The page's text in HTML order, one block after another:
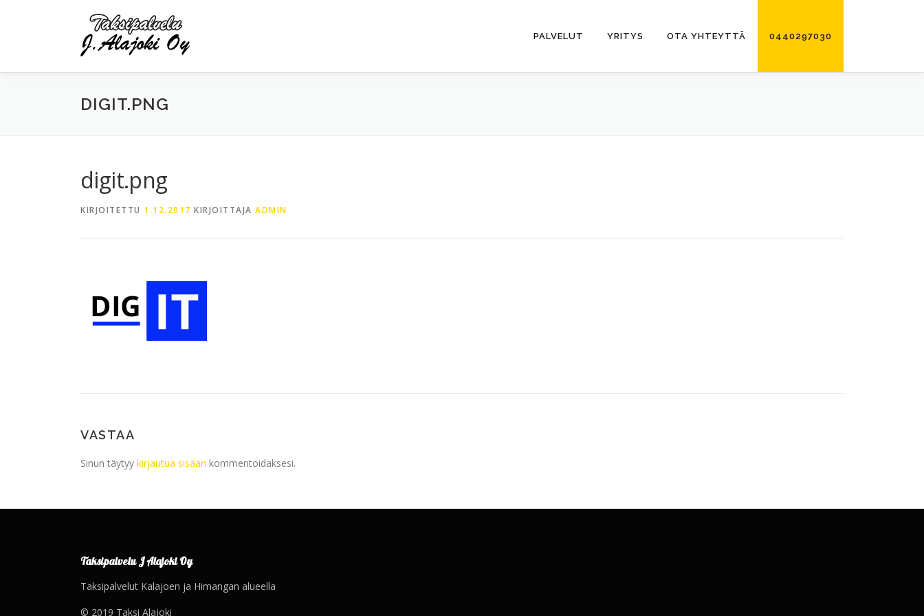
PALVELUT YRITYS OTA YHTEYTTÄ 0440297030
DIGIT.PNG
digit.png
KIRJOITETTU 1.12.2017 KIRJOITTAJA ADMIN
VASTAA
Sinun täytyy kirjautua sisään kommentoidaksesi.
Taksipalvelu J Alajoki Oy
Taksipalvelut Kalajoen ja Himangan alueella
© 2019 Taksi Alajoki